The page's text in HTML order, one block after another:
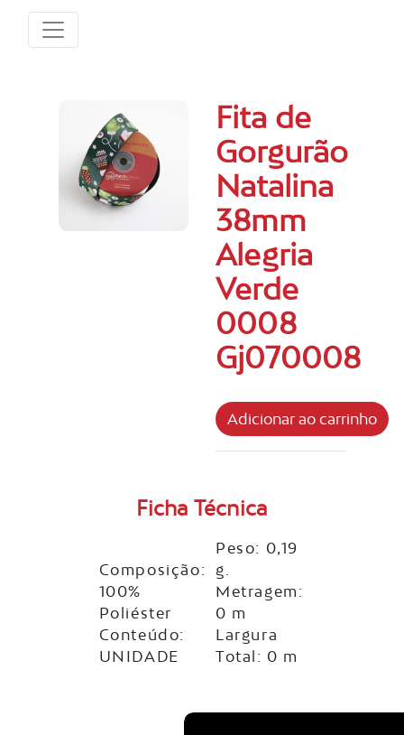
Fita de
Gorgurão
Natalina
38mm
Alegria
Verde
0008
Gj070008
Ficha Técnica
Composição:
100%
Poliéster
Conteúdo:
UNIDADE
Peso: 0,19
g.
Metragem:
0 m
Largura
Total: 0 m